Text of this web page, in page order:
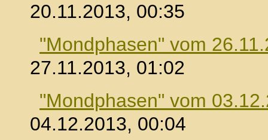
20.11.2013, 00:35
"Mondphasen" vom
27.11.2013, 01:02
"Mondphasen" vom
04.12.2013, 00:04